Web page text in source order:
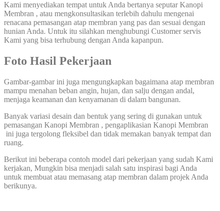
Kami menyediakan tempat untuk Anda bertanya seputar Kanopi
Membran , atau mengkonsultasikan terlebih dahulu mengenai
renacana pemasangan atap membran yang pas dan sesuai dengan
hunian Anda. Untuk itu silahkan menghubungi Customer servis
Kami yang bisa terhubung dengan Anda kapanpun.
Foto Hasil Pekerjaan
Gambar-gambar ini juga mengungkapkan bagaimana atap membran
mampu menahan beban angin, hujan, dan salju dengan andal,
menjaga keamanan dan kenyamanan di dalam bangunan.
Banyak variasi desain dan bentuk yang sering di gunakan untuk
pemasangan Kanopi Membran , pengaplikasian Kanopi Membran
ini juga tergolong fleksibel dan tidak memakan banyak tempat dan
ruang.
Berikut ini beberapa contoh model dari pekerjaan yang sudah Kami
kerjakan, Mungkin bisa menjadi salah satu inspirasi bagi Anda
untuk membuat atau memasang atap membran dalam projek Anda
berikunya.